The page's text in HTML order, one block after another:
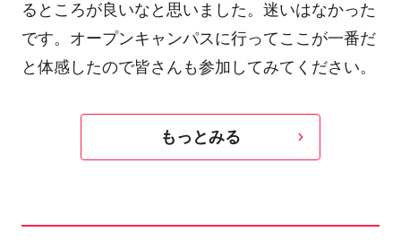
るところが良いなと思いました。迷いはなかった
です。オープンキャンパスに行ってここが一番だ
と体感したので皆さんも参加してみてください。
もっとみる